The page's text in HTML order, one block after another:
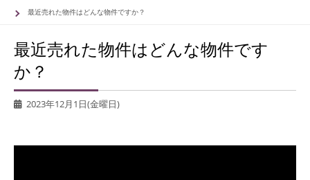
最近売れた物件はどんな物件ですか？
最近売れた物件はどんな物件です
か？
2023年12月1日(金曜日)